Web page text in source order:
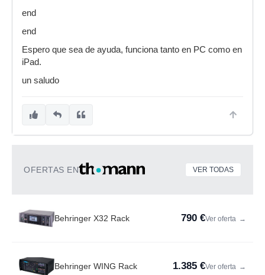
end
end
Espero que sea de ayuda, funciona tanto en PC como en
iPad.
un saludo
OFERTAS EN VER TODAS
Behringer X32 Rack 790 €Ver oferta →
Behringer WING Rack 1.385 €Ver oferta →